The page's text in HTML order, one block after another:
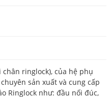
ringlock), của hệ phụ
sản xuất và cung cấp
Ringlock như: đầu nối đúc,